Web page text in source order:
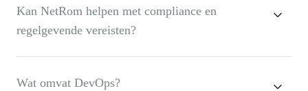
Kan NetRom helpen met compliance en
regelgevende vereisten?
Wat omvat DevOps?